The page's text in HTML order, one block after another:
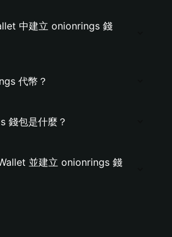
中建立 onionrings 錢
代幣？
錢包是什麼？
並建立 onionrings 錢